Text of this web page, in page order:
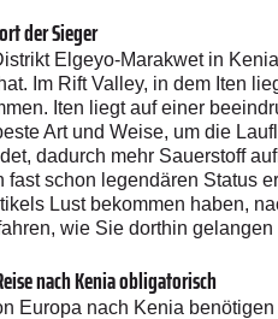
der Sieger
Elgeyo-Marakwet in
Im Rift Valley, in dem Iten
Iten liegt auf einer
Art und Weise, um die
dadurch mehr Sauerstoff
fast schon legendären Status
Lust bekommen haben,
wie Sie dorthin
nach Kenia obligatorisch
Europa nach Kenia